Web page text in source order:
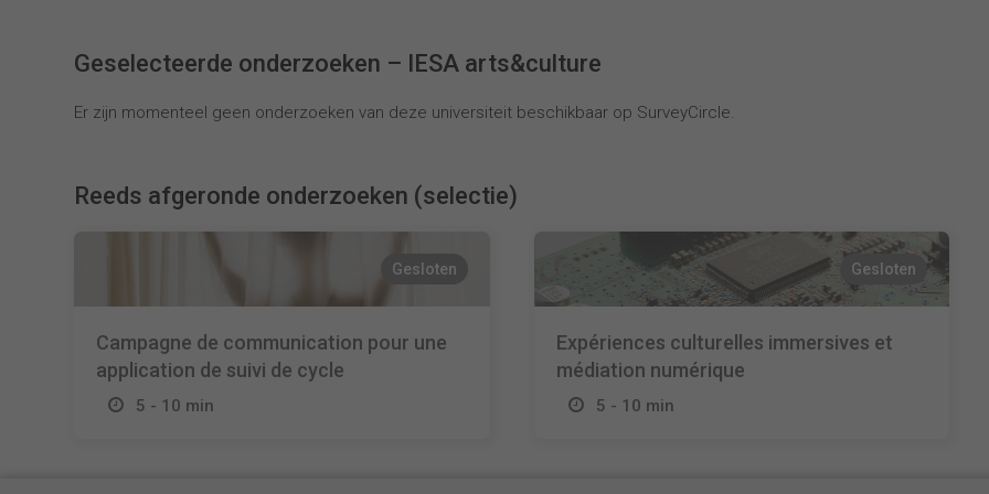
Geselecteerde onderzoeken – IESA arts&culture
Er zijn momenteel geen onderzoeken van deze universiteit beschikbaar op SurveyCircle.
Reeds afgeronde onderzoeken (selectie)
Gesloten
Campagne de communication pour une
application de suivi de cycle
5 - 10 min
Gesloten
Expériences culturelles immersives et
médiation numérique
5 - 10 min